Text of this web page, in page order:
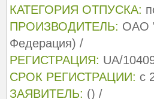
КАТЕГОРИЯ ОТПУСКА:
ПРОИЗВОДИТЕЛЬ: ОАО
Федерация) /
РЕГИСТРАЦИЯ: UA/
СРОК РЕГИСТРАЦИИ: с
ЗАЯВИТЕЛЬ: () /